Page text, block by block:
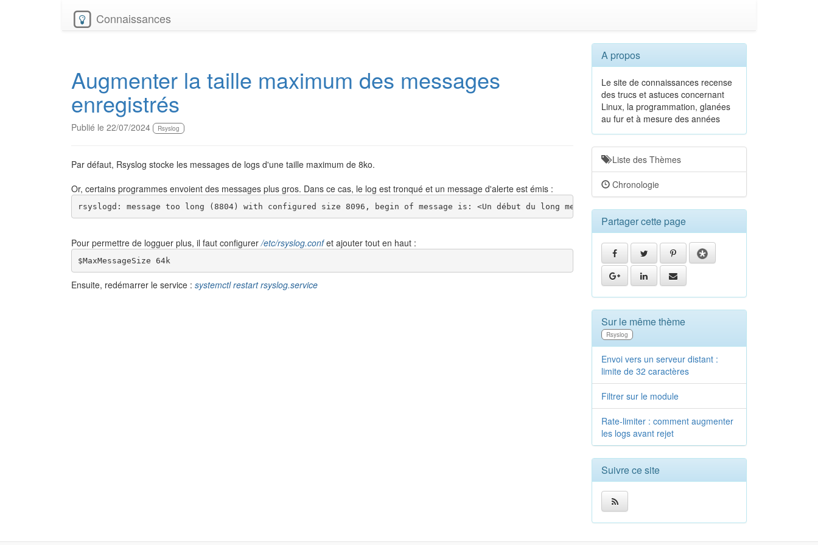
Connaissances
Augmenter la taille maximum des messages
enregistrés
Publié le 22/07/2024 Rsyslog
Par défaut, Rsyslog stocke les messages de logs d'une taille maximum de 8ko.
Or, certains programmes envoient des messages plus gros. Dans ce cas, le log est tronqué et un message d'alerte est émis :
rsyslogd: message too long (8804) with configured size 8096, begin of message is: <Un début du long message> [v8.2302.0 try https://www.rsyslog.com/e/
Pour permettre de logguer plus, il faut configurer/etc/rsyslog.confet ajouter tout en haut :
$MaxMessageSize 64k
Ensuite, redémarrer le service : systemctl restart rsyslog.service
A propos
Le site de connaissances recense
des trucs et astuces concernant
Linux, la programmation, glanées
au fur et à mesure des années
Liste des Thèmes
Chronologie
Partager cette page
Sur le même thème
Rsyslog
Envoi vers un serveur distant :
limite de 32 caractères
Filtrer sur le module
Rate-limiter : comment augmenter
les logs avant rejet
Suivre ce site